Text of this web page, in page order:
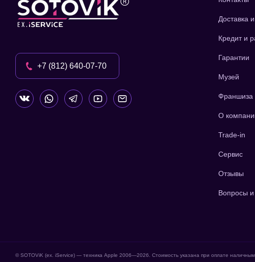
+7 (812) 640-07-70
Доставка
Кредит и
Гарантии
Музей
Франшиза
О
Trade-in
Сервис
Отзывы
Вопросы и
© SOTOViK (ex. iService) — техника Apple 2006—2026 . Стоимость указана при оплате